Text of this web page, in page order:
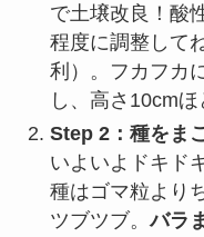
で土壌改良！酸
程度に調整して
利）。フカフカ
し、高さ10cm
Step 2：種をま
いよいよドキド
種はゴマ粒より
ツブツブ。バラ